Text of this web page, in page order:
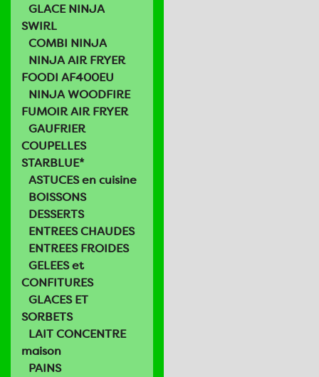
GLACE NINJA
SWIRL
COMBI NINJA
NINJA AIR FRYER
FOODI AF400EU
NINJA WOODFIRE
FUMOIR AIR FRYER
GAUFRIER
COUPELLES
STARBLUE*
ASTUCES en cuisine
BOISSONS
DESSERTS
ENTREES CHAUDES
ENTREES FROIDES
GELEES et
CONFITURES
GLACES ET
SORBETS
LAIT CONCENTRE
maison
PAINS